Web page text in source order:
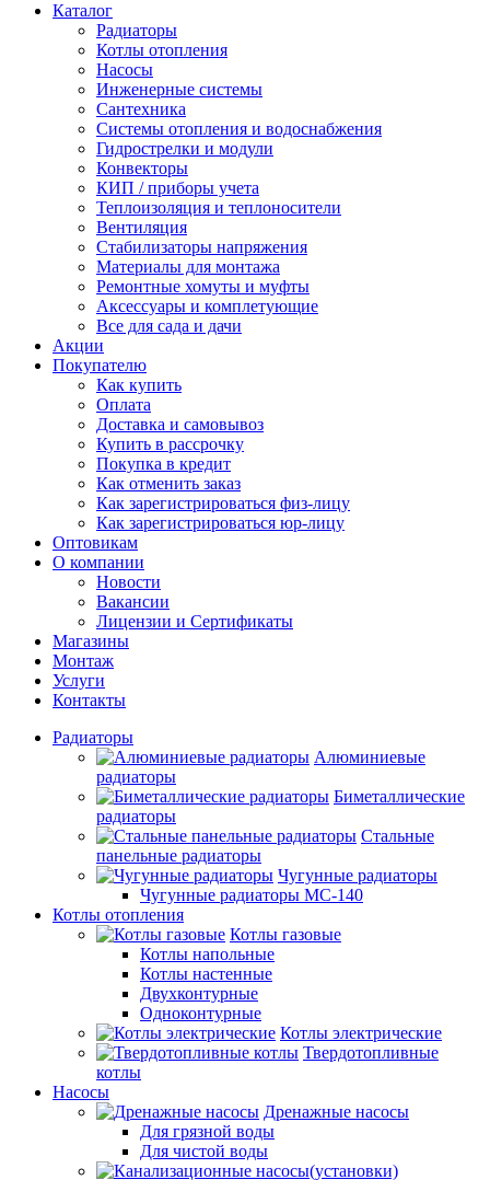
Каталог
Радиаторы
Котлы отопления
Насосы
Инженерные системы
Сантехника
Системы отопления и водоснабжения
Гидрострелки и модули
Конвекторы
КИП / приборы учета
Теплоизоляция и теплоносители
Вентиляция
Стабилизаторы напряжения
Материалы для монтажа
Ремонтные хомуты и муфты
Аксессуары и комплетующие
Все для сада и дачи
Акции
Покупателю
Как купить
Оплата
Доставка и самовывоз
Купить в рассрочку
Покупка в кредит
Как отменить заказ
Как зарегистрироваться физ-лицу
Как зарегистрироваться юр-лицу
Оптовикам
О компании
Новости
Вакансии
Лицензии и Сертификаты
Магазины
Монтаж
Услуги
Контакты
Радиаторы
Алюминиевые
радиаторы
Биметаллические
радиаторы
Стальные
панельные радиаторы
Чугунные радиаторы
Чугунные радиаторы МС-140
Котлы отопления
Котлы газовые
Котлы напольные
Котлы настенные
Двухконтурные
Одноконтурные
Котлы электрические
Твердотопливные
котлы
Насосы
Дренажные насосы
Для грязной воды
Для чистой воды